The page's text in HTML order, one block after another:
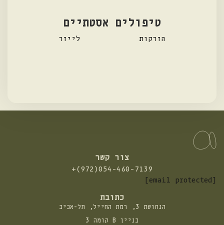
טיפולים אסטתיים
הזרקות לייזר
צור קשר
התקשרו
+(972)054-460-7139
[email protected]
כתובת
הנחושת 3, רמת החייל, תל-אביב
בניין B קומה 3